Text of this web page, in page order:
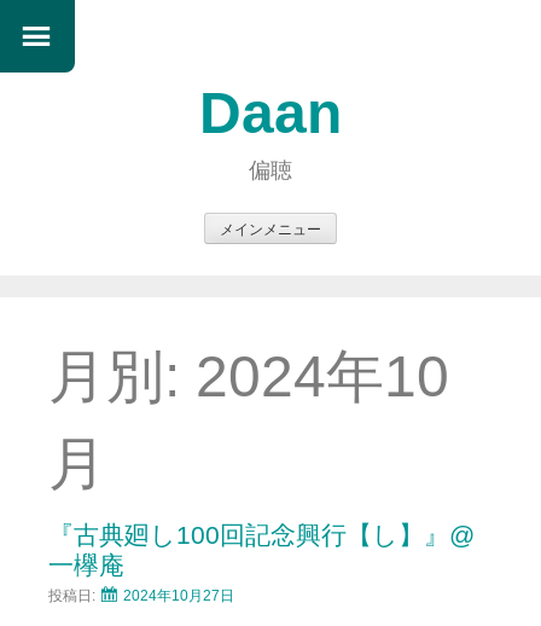
Daan
偏聴
メインメニュー
ン
ツ
へ
ス
キ
ッ
プ
月別: 2024年10
月
『古典廻し100回記念興行【し】』@
一欅庵
投稿日: 2024年10月27日